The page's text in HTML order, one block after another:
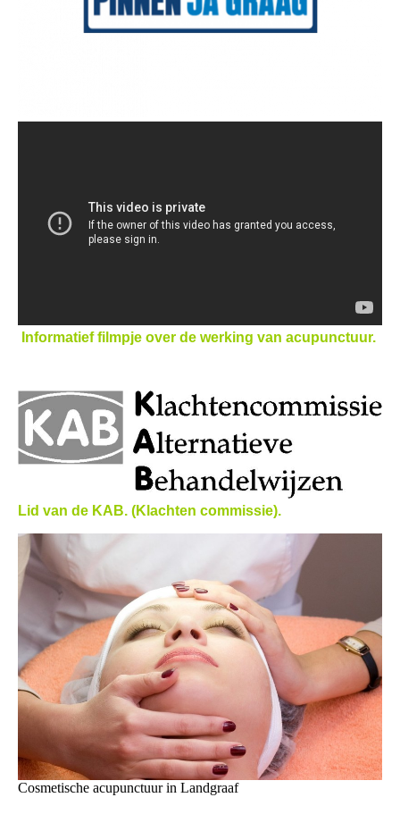
Informatief filmpje over de werking van acupunctuur.
Lid van de KAB. (Klachten commissie).
Cosmetische acupunctuur in Landgraaf